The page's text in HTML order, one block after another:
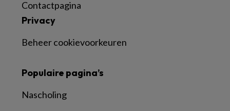
Contactpagina
Privacy
Beheer cookievoorkeuren
Populaire pagina’s
Nascholing